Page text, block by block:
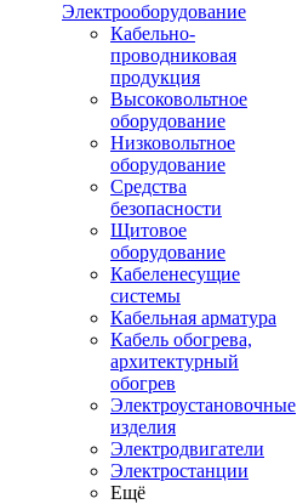
Электрооборудование
Кабельно-
проводниковая
продукция
Высоковольтное
оборудование
Низковольтное
оборудование
Средства
безопасности
Щитовое
оборудование
Кабеленесущие
системы
Кабельная арматура
Кабель обогрева,
архитектурный
обогрев
Электроустановочные
изделия
Электродвигатели
Электростанции
Ещё